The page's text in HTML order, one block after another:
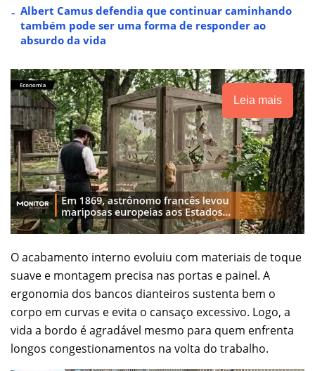
Albert Camus defendia que continuar caminhando
também pode ser uma forma de responder ao
absurdo da vida
Leia mais
O acabamento interno evoluiu com materiais de toque
suave e montagem precisa nas portas e painel. A
ergonomia dos bancos dianteiros sustenta bem o
corpo em curvas e evita o cansaço excessivo. Logo, a
vida a bordo é agradável mesmo para quem enfrenta
longos congestionamentos na volta do trabalho.